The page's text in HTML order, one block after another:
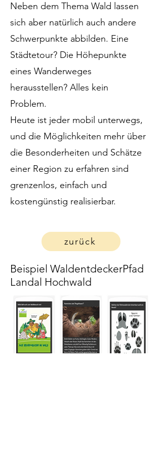
Neben dem Thema Wald lassen
sich aber natürlich auch andere
Schwerpunkte abbilden. Eine
Städtetour? Die Höhepunkte
eines Wanderweges
herausstellen? Alles kein
Problem.
Heute ist jeder mobil unterwegs,
und die Möglichkeiten mehr über
die Besonderheiten und Schätze
einer Region zu erfahren sind
grenzenlos, einfach und
kostengünstig realisierbar.
zurück
Beispiel WaldentdeckerPfad
Landal Hochwald